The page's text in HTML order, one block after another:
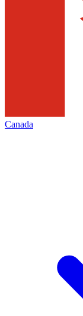
Canada